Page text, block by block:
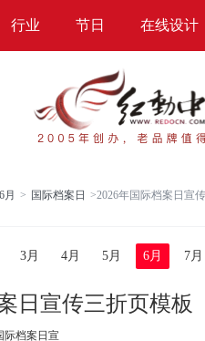
行业 节日 在线设计
6月 > 国际档案日 >2026年国际档案日宣
3月 4月 5月 6月 7月
日宣传三折页模板